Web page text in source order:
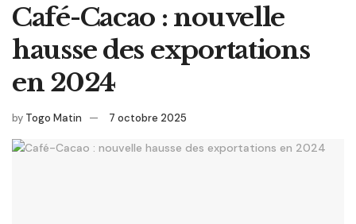
Café-Cacao : nouvelle
hausse des exportations
en 2024
by Togo Matin 7 octobre 2025